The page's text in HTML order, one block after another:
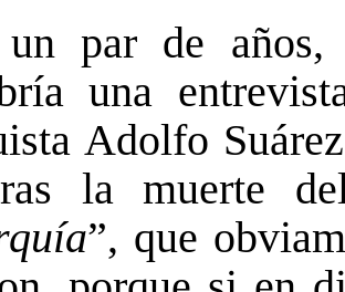
par de años,
una
Adolfo
la muerte
”, que